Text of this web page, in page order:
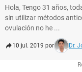
Hola, Tengo 31 años,
sin utilizar métodos
ovulación no he ...
10 jul. 2019 por Dr.